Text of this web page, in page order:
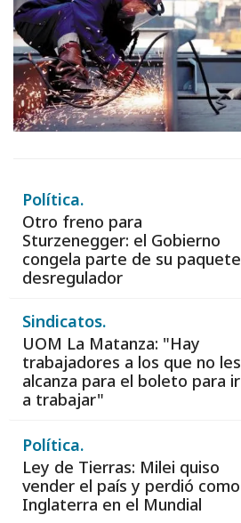
Política.
Otro freno para
Sturzenegger: el Gobierno
congela parte de su paquete
desregulador
Sindicatos.
UOM La Matanza: "Hay
trabajadores a los que no les
alcanza para el boleto para ir
a trabajar"
Política.
Ley de Tierras: Milei quiso
vender el país y perdió como
Inglaterra en el Mundial